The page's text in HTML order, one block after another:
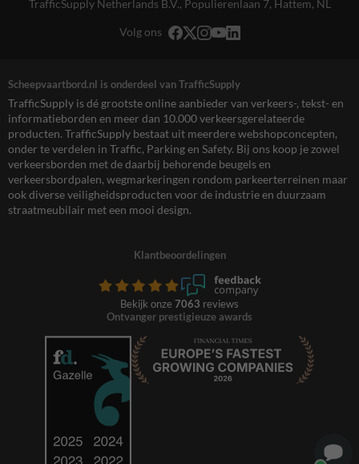
TrafficSupply Netherlands B.V., Populierenlaan 7, Hattem, NL
Volg ons
Scheepvaartbord.nl is onderdeel van TrafficSupply
TrafficSupply is dé grootste online aanbieder van verkeers-, tekst- en
informatieborden en meer dan 10.000 verkeersgerelateerde
producten. TrafficSupply bestaat uit meerdere webshopconcepten,
onder te verdelen in Traffic, Parking en Safety. Bij ons koop je zowel
verkeersborden met de daarbij behorende beugels en
verkeersbordpalen, wegmarkeringen rondom parkeerterreinen maar
ook diverse veiligheidsproducten voor de industrie en duurzaam
straatmeubilair met een mooi design.
Klantbeoordelingen
Bekijk onze 7063 reviews
Ontvanger prestigieuze awards